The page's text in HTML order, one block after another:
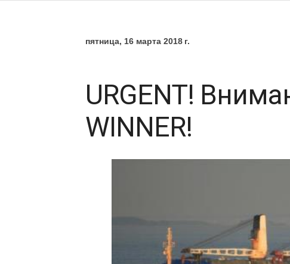
пятница, 16 марта 2018 г.
URGENT!
WINNER!